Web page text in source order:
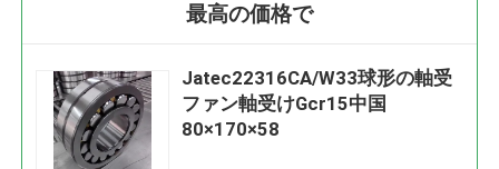
最高の価格で
Jatec22316CA/W33球形の軸受
ファン軸受けGcr15中国
80×170×58